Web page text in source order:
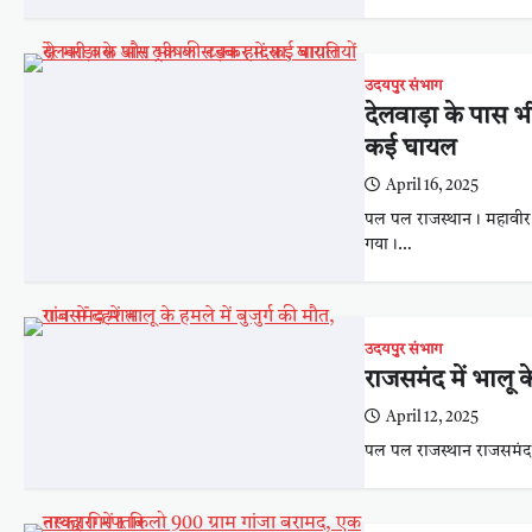
उदयपुर संभाग
देलवाड़ा के पास
कई घायल
April 16, 2025
पल पल राजस्थान।
गया।…
उदयपुर संभाग
राजसमंद में भालू
April 12, 2025
पल पल राजस्थान